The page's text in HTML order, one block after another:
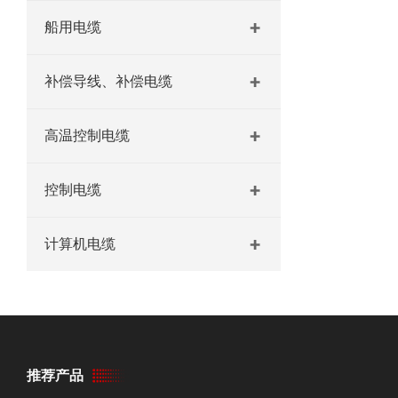
船用电缆
补偿导线、补偿电缆
高温控制电缆
控制电缆
计算机电缆
推荐产品